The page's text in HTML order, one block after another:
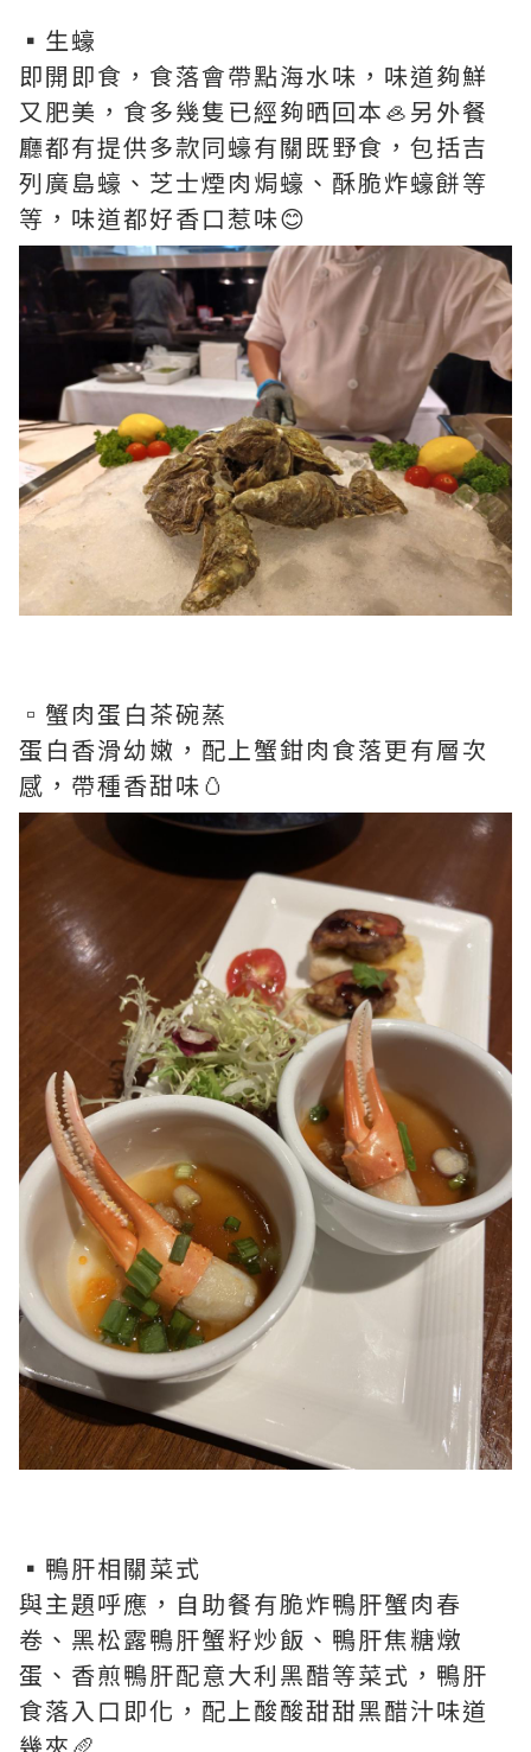
▪️生蠔
即開即食，食落會帶點海水味，味道夠鮮
又肥美，食多幾隻已經夠晒回本🦪另外餐
廳都有提供多款同蠔有關既野食，包括吉
列廣島蠔、芝士煙肉焗蠔、酥脆炸蠔餅等
等，味道都好香口惹味😊
▫️蟹肉蛋白茶碗蒸
蛋白香滑幼嫩，配上蟹鉗肉食落更有層次
感，帶種香甜味🥚
▪️鴨肝相關菜式
與主題呼應，自助餐有脆炸鴨肝蟹肉春
卷、黑松露鴨肝蟹籽炒飯、鴨肝焦糖燉
蛋、香煎鴨肝配意大利黑醋等菜式，鴨肝
食落入口即化，配上酸酸甜甜黑醋汁味道